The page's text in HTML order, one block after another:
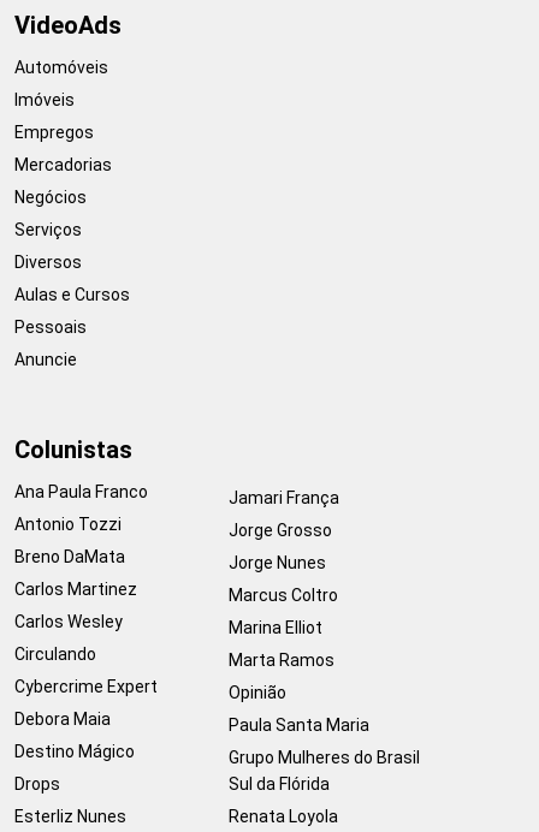
VideoAds
Automóveis
Imóveis
Empregos
Mercadorias
Negócios
Serviços
Diversos
Aulas e Cursos
Pessoais
Anuncie
Colunistas
Ana Paula Franco
Antonio Tozzi
Breno DaMata
Carlos Martinez
Carlos Wesley
Circulando
Cybercrime Expert
Debora Maia
Destino Mágico
Drops
Esterliz Nunes
Jamari França
Jorge Grosso
Jorge Nunes
Marcus Coltro
Marina Elliot
Marta Ramos
Opinião
Paula Santa Maria
Grupo Mulheres do Brasil
Sul da Flórida
Renata Loyola